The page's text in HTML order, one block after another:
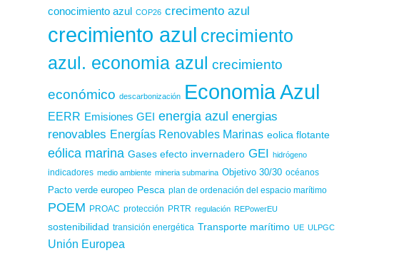
conocimiento azul COP26 crecimento azul
crecimiento azul crecimiento
azul. economia azul crecimiento
económico descarbonización Economia Azul
EERR Emisiones GEI energia azul energias
renovables Energías Renovables Marinas eolica flotante
eólica marina Gases efecto invernadero GEI hidrógeno
indicadores medio ambiente mineria submarina Objetivo 30/30 océanos
Pacto verde europeo Pesca plan de ordenación del espacio marítimo
POEM PROAC protección PRTR regulación REPowerEU
sostenibilidad transición energética Transporte marítimo UE ULPGC
Unión Europea